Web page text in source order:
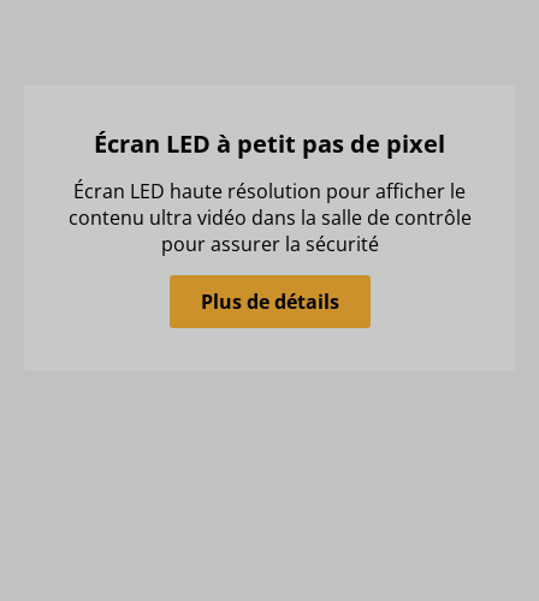
Écran LED à petit pas de pixel
Écran LED haute résolution pour afficher le
contenu ultra vidéo dans la salle de contrôle
pour assurer la sécurité
Plus de détails